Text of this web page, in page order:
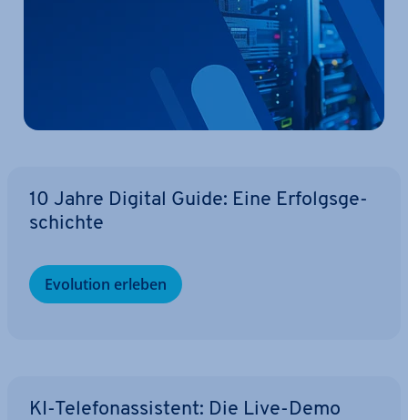
10 Jahre Digital Guide: Eine Er­folgs­ge­
schich­te
Evolution erleben
KI-Te­le­fon­as­sis­tent: Die Live-Demo